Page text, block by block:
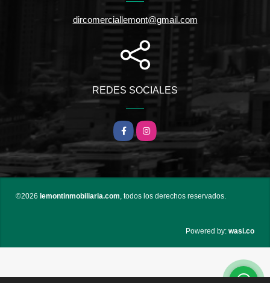
dircomerciallemont@gmail.com
REDES SOCIALES
Facebook
Instagram
©2026 lemontinmobiliaria.com , todos los derechos reservados.
Powered by: wasi.co